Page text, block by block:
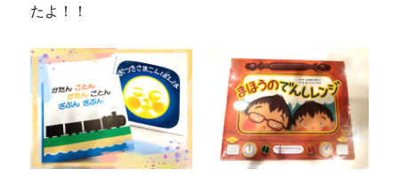
たよ！！